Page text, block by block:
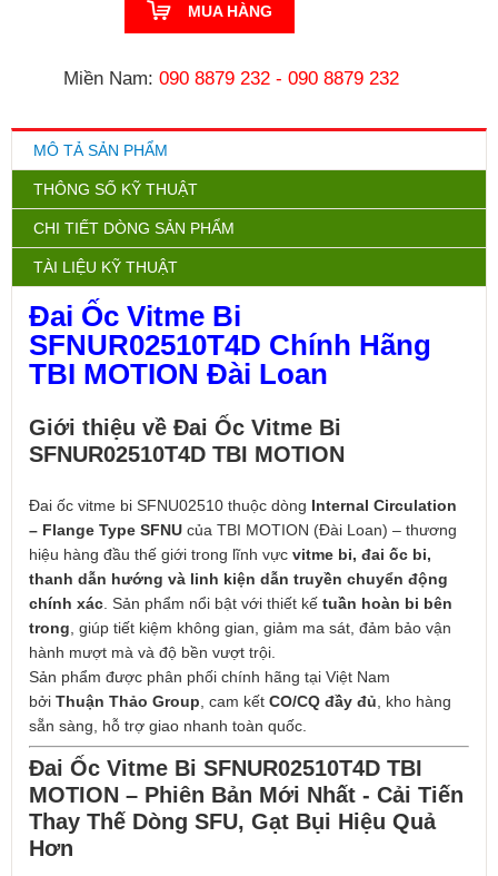
MUA HÀNG
Miền Nam: 090 8879 232 - 090 8879 232
MÔ TẢ SẢN PHẨM
THÔNG SỐ KỸ THUẬT
CHI TIẾT DÒNG SẢN PHẨM
TÀI LIỆU KỸ THUẬT
Đai Ốc Vitme Bi
SFNUR02510T4D Chính Hãng
TBI MOTION Đài Loan
Giới thiệu về Đai Ốc Vitme Bi
SFNUR02510T4D TBI MOTION
Đai ốc vitme bi SFNU02510 thuộc dòng Internal Circulation
– Flange Type SFNU của TBI MOTION (Đài Loan) – thương
hiệu hàng đầu thế giới trong lĩnh vực vitme bi, đai ốc bi,
thanh dẫn hướng và linh kiện dẫn truyền chuyển động
chính xác . Sản phẩm nổi bật với thiết kế tuần hoàn bi bên
trong , giúp tiết kiệm không gian, giảm ma sát, đảm bảo vận
hành mượt mà và độ bền vượt trội.
Sản phẩm được phân phối chính hãng tại Việt Nam
bởi Thuận Thảo Group , cam kết CO/CQ đầy đủ , kho hàng
sẵn sàng, hỗ trợ giao nhanh toàn quốc.
Đai Ốc Vitme Bi SFNUR02510T4D TBI
MOTION – Phiên Bản Mới Nhất - Cải Tiến
Thay Thế Dòng SFU, Gạt Bụi Hiệu Quả
Hơn